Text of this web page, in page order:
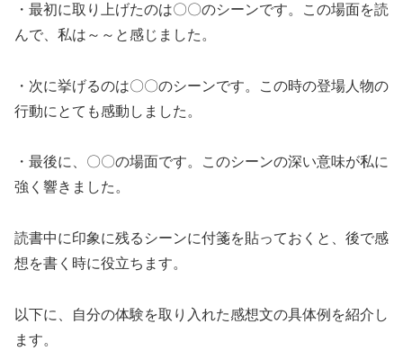
・最初に取り上げたのは〇〇のシーンです。この場面を読
んで、私は～～と感じました。
・次に挙げるのは〇〇のシーンです。この時の登場人物の
行動にとても感動しました。
・最後に、〇〇の場面です。このシーンの深い意味が私に
強く響きました。
読書中に印象に残るシーンに付箋を貼っておくと、後で感
想を書く時に役立ちます。
以下に、自分の体験を取り入れた感想文の具体例を紹介し
ます。